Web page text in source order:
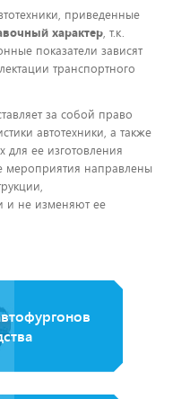
приведенные
характер, т.к.
показатели зависят
транспортного
за собой право
автотехники, а также
ее изготовления
мероприятия направлены
и не изменяют ее